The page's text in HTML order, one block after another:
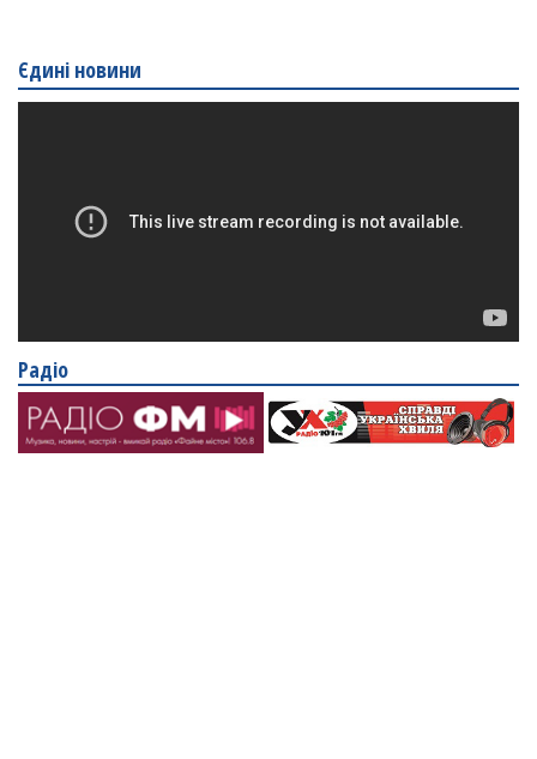
Єдині новини
Радіо